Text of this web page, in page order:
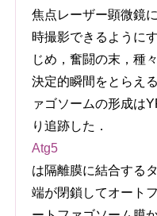
焦点レーザー顕微鏡
時撮影できるように
じめ，奮闘の末，種
決定的瞬間をとらえ
ァゴソームの形成は
り追跡した．
Atg5
は隔離膜に結合する
端が閉鎖してオート